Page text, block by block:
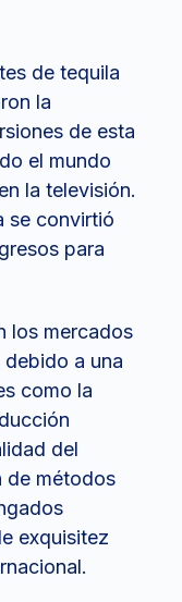
de tequila
la
de esta
el mundo
la televisión.
se convirtió
para
los mercados
a una
como la
del
de métodos
exquisitez